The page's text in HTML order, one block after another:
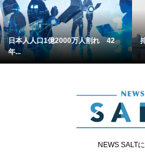
日本人人口1億2000万人割れ 42
年...
NEWS SALT